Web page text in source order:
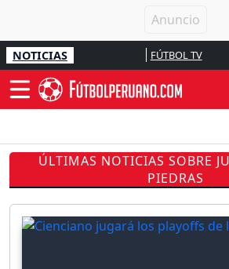
NOTICIAS FÚTBOL TV
ÚLTIMAS NOTICIAS SOBRE
PIEDRAS